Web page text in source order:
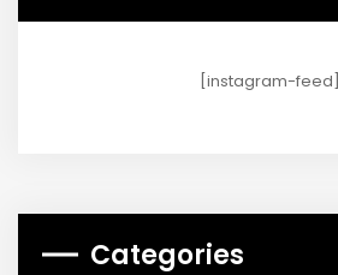
[instagram-feed]
Categories